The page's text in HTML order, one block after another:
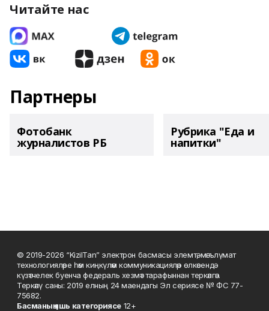
Читайте нас
Партнеры
Фотобанк
журналистов РБ
Рубрика "Еда и
напитки"
© 2019-2026 “KizilTan” электрон басмасы элемтә, мәгълүмат
технологияләре һәм киңкүләм коммуникацияләр өлкәсендә
күзәтчелек буенча федераль хезмәт тарафыннан теркәлгән.
Теркәлү саны: 2019 елның 24 маендагы Эл сериясе № ФС 77-
75682.
Басманың яшь категориясе12+